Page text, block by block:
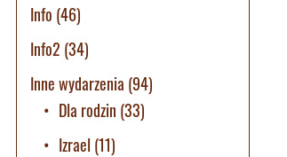
Info (46)
Info2 (34)
Inne wydarzenia (94)
Dla rodzin (33)
Izrael (11)